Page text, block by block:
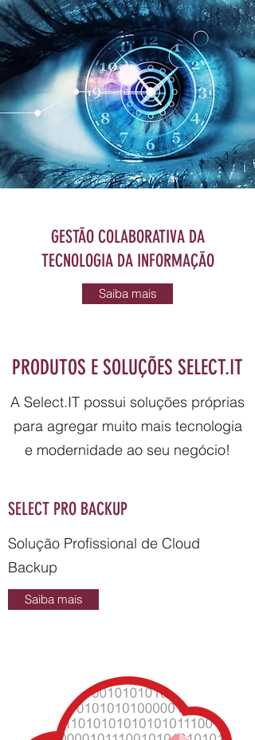
GESTÃO COLABORATIVA DA
TECNOLOGIA DA INFORMAÇÃO
Saiba mais
PRODUTOS E SOLUÇÕES SELECT.IT
A Select.IT possui soluções próprias
para agregar muito mais tecnologia
e modernidade ao seu negócio!
SELECT PRO BACKUP
Solução Profissional de Cloud
Backup
Saiba mais